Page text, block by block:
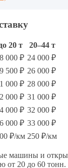
20 т
20–44 т
000 ₽ 24 000 ₽
500 ₽ 26 000 ₽
000 ₽ 28 000 ₽
000 ₽ 31 000 ₽
000 ₽ 32 000 ₽
000 ₽ 33 000 ₽
₽/км 250 ₽/км
машины и
от 20 до 60